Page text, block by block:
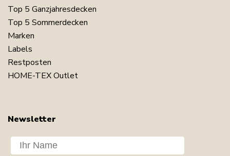
Top 5 Ganzjahresdecken
Top 5 Sommerdecken
Marken
Labels
Restposten
HOME-TEX Outlet
Newsletter
Dit navn